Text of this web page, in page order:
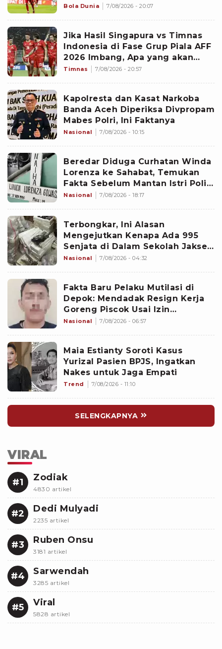
Bola Dunia 7/08/2026 - 20:07
Jika Hasil Singapura vs Timnas
Indonesia di Fase Grup Piala AFF
2026 Imbang, Apa yang akan
Terjadi?
Timnas 7/08/2026 - 20:57
Kapolresta dan Kasat Narkoba
Banda Aceh Diperiksa Divpropam
Mabes Polri, Ini Faktanya
Nasional 7/08/2026 - 10:15
Beredar Diduga Curhatan Winda
Lorenza ke Sahabat, Temukan
Fakta Sebelum Mantan Istri Polisi
di Medan Tewas
Nasional 7/08/2026 - 18:17
Terbongkar, Ini Alasan
Mengejutkan Kenapa Ada 995
Senjata di Dalam Sekolah Jaksel
Sejak 2020
Nasional 7/08/2026 - 04:32
Fakta Baru Pelaku Mutilasi di
Depok: Mendadak Resign Kerja
Goreng Piscok Usai Izin
Interview di Mal
Nasional 7/08/2026 - 06:57
Maia Estianty Soroti Kasus
Yurizal Pasien BPJS, Ingatkan
Nakes untuk Jaga Empati
Trend 7/08/2026 - 11:10
SELENGKAPNYA
VIRAL
#1 Zodiak
4830 artikel
#2 Dedi Mulyadi
2235 artikel
#3 Ruben Onsu
3181 artikel
#4 Sarwendah
3285 artikel
#5 Viral
5828 artikel